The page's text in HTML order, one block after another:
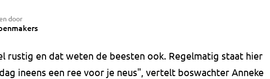
door
rustig en dat weten de beesten ook. Regelmatig staat hier
ineens een ree voor je neus", vertelt boswachter Anneke